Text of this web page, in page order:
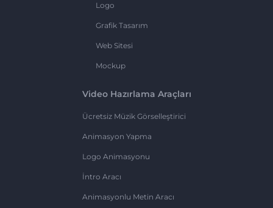
Logo
Grafik Tasarım
Web Sitesi
Mockup
Video Hazırlama Araçları
Ücretsiz Müzik Görselleştirici
Animasyon Yapma
Logo Animasyonu
İntro Aracı
Animasyonlu Metin Aracı